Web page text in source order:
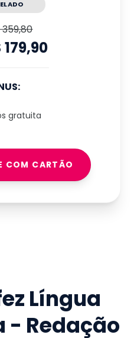
359,80
179,90
gratuita
COM CARTÃO
Língua
- Redação